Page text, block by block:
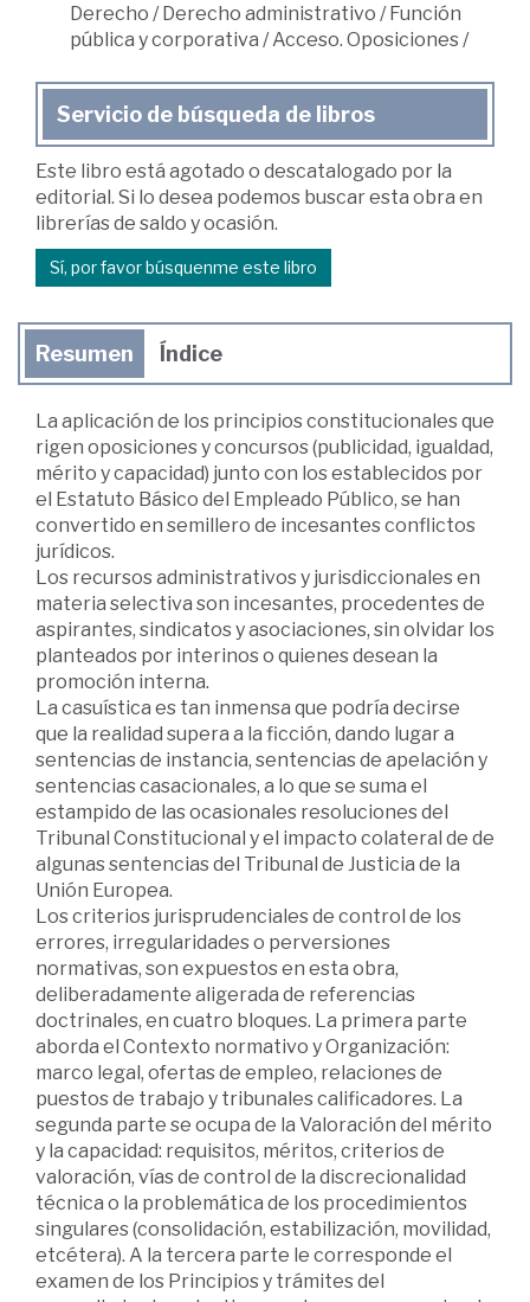
Derecho /Derecho administrativo /Función
pública y corporativa /Acceso. Oposiciones /
Servicio de búsqueda de libros
Este libro está agotado o descatalogado por la
editorial. Si lo desea podemos buscar esta obra en
librerías de saldo y ocasión.
Sí, por favor búsquenme este libro
Resumen Índice
La aplicación de los principios constitucionales que
rigen oposiciones y concursos (publicidad, igualdad,
mérito y capacidad) junto con los establecidos por
el Estatuto Básico del Empleado Público, se han
convertido en semillero de incesantes conflictos
jurídicos.
Los recursos administrativos y jurisdiccionales en
materia selectiva son incesantes, procedentes de
aspirantes, sindicatos y asociaciones, sin olvidar los
planteados por interinos o quienes desean la
promoción interna.
La casuística es tan inmensa que podría decirse
que la realidad supera a la ficción, dando lugar a
sentencias de instancia, sentencias de apelación y
sentencias casacionales, a lo que se suma el
estampido de las ocasionales resoluciones del
Tribunal Constitucional y el impacto colateral de de
algunas sentencias del Tribunal de Justicia de la
Unión Europea.
Los criterios jurisprudenciales de control de los
errores, irregularidades o perversiones
normativas, son expuestos en esta obra,
deliberadamente aligerada de referencias
doctrinales, en cuatro bloques. La primera parte
aborda el Contexto normativo y Organización:
marco legal, ofertas de empleo, relaciones de
puestos de trabajo y tribunales calificadores. La
segunda parte se ocupa de la Valoración del mérito
y la capacidad: requisitos, méritos, criterios de
valoración, vías de control de la discrecionalidad
técnica o la problemática de los procedimientos
singulares (consolidación, estabilización, movilidad,
etcétera). A la tercera parte le corresponde el
examen de los Principios y trámites del